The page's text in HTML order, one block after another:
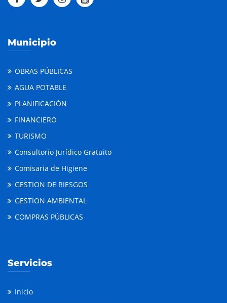
Municipio
OBRAS PÚBLICAS
AGUA POTABLE
PLANIFICACIÓN
FINANCIERO
TURISMO
Consultorio Jurídico Gratuito
Comisaria de Higiene
GESTION DE RIESGOS
GESTION AMBIENTAL
COMPRAS PÚBLICAS
Servicios
Inicio